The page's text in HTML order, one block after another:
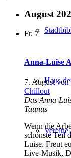
Haus
August
Fr. 7
Anna-Luise
7. August von
Chillout
Das Anna-
Taunus
Wenn die
schönste Teil
Luise. Freut
Live-Musik,